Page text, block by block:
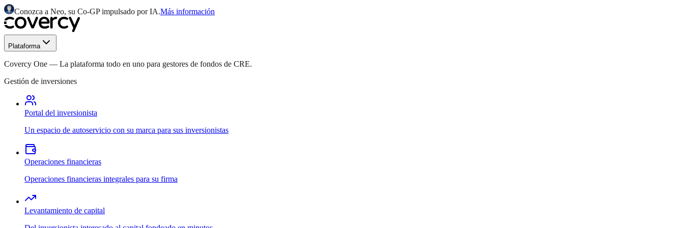
Conozca a Neo, su Co-GP impulsado por IA.Más información
Plataforma
Covercy One — La plataforma todo en uno para gestores de fondos de CRE.
Gestión de inversiones
Portal del inversionista
Un espacio de autoservicio con su marca para sus inversionistas
Operaciones financieras
Operaciones financieras integrales para su firma
Levantamiento de capital